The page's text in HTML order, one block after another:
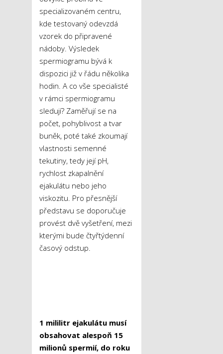
specializovaném centru,
kde testovaný odevzdá
vzorek do připravené
nádoby. Výsledek
spermiogramu bývá k
dispozici již v řádu několika
hodin. A co vše specialisté
v rámci spermiogramu
sledují? Zaměřují se na
počet, pohyblivost a tvar
buněk, poté také zkoumají
vlastnosti semenné
tekutiny, tedy její pH,
rychlost zkapalnění
ejakulátu nebo jeho
viskozitu. Pro přesnější
představu se doporučuje
provést dvě vyšetření, mezi
kterými bude čtyřtýdenní
časový odstup.
1 mililitr ejakulátu musí
obsahovat alespoň 15
milionů spermií, do roku